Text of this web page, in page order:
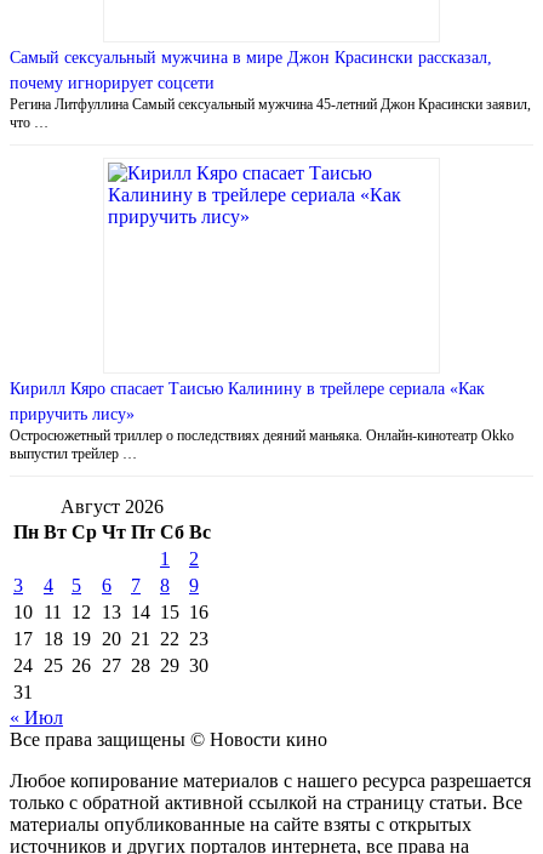
Самый сексуальный мужчина в мире Джон Красински рассказал,
почему игнорирует соцсети
Регина Литфуллина Самый сексуальный мужчина 45-летний Джон Красински заявил,
что …
Кирилл Кяро спасает Таисью Калинину в трейлере сериала «Как
приручить лису»
Остросюжетный триллер о последствиях деяний маньяка. Онлайн-кинотеатр Okko
выпустил трейлер …
Август 2026
Пн Вт Ср Чт Пт Сб Вс
1
2
3
4 5 6 7 8
9
10 11 12 13 14 15 16
17 18 19 20 21 22 23
24 25 26 27 28 29 30
31
« Июл
Все права защищены © Новости кино
Любое копирование материалов с нашего ресурса разрешается
только с обратной активной ссылкой на страницу статьи. Все
материалы опубликованные на сайте взяты с открытых
источников и других порталов интернета, все права на